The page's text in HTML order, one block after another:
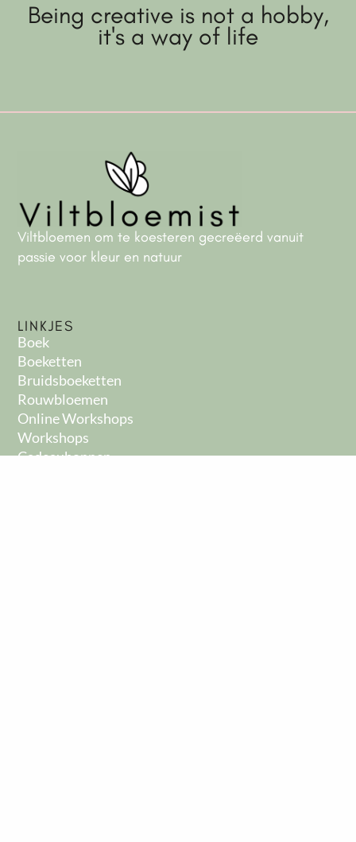
Being creative is not a hobby,
it's a way of life
Viltbloemen om te koesteren gecreëerd vanuit
passie voor kleur en natuur
LINKJES
Boek
Boeketten
Bruidsboeketten
Rouwbloemen
Online Workshops
Workshops
Cadeaubonnen